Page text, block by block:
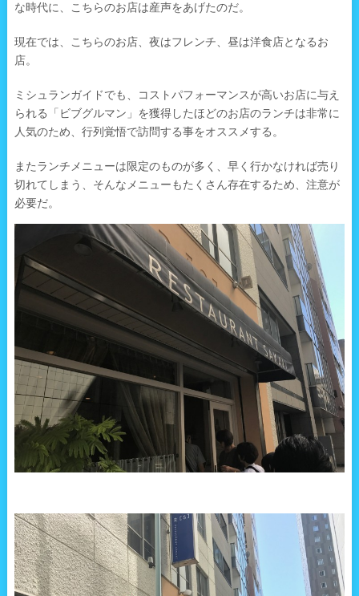
な時代に、こちらのお店は産声をあげたのだ。
現在では、こちらのお店、夜はフレンチ、昼は洋食店となるお
店。
ミシュランガイドでも、コストパフォーマンスが高いお店に与え
られる「ビブグルマン」を獲得したほどのお店のランチは非常に
人気のため、行列覚悟で訪問する事をオススメする。
またランチメニューは限定のものが多く、早く行かなければ売り
切れてしまう、そんなメニューもたくさん存在するため、注意が
必要だ。